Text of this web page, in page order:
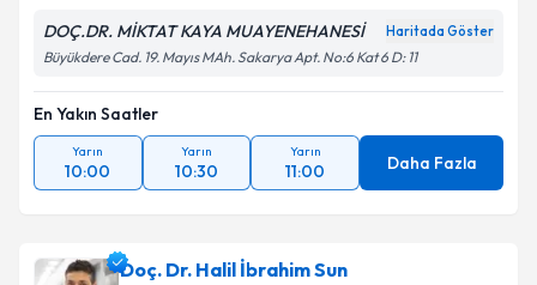
kapsamda işlenmesini kabul ediyorum.
DOÇ.DR. MİKTAT KAYA MUAYENEHANESİ Haritada Göster
Büyükdere Cad. 19. Mayıs MAh. Sakarya Apt. No:6 Kat 6 D: 11
En Yakın Saatler
Yarın
10:00
Yarın
10:30
Yarın
11:00 Daha Fazla
Doç. Dr. Halil İbrahim Sun